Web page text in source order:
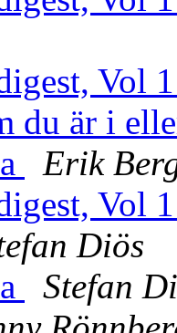
Vol
du är i
Erik
Vol
Diös
Stefan